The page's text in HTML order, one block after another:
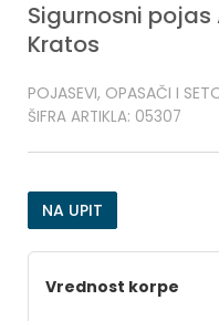
Sigurnosni pojas
Kratos
POJASEVI, OPASAČI I
ŠIFRA ARTIKLA: 05307
NA UPIT
Vrednost korpe